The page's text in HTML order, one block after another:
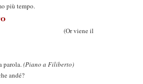
più tempo.
viene il
parola.(Piano a Filiberto)
andé?